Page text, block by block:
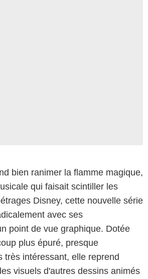
bien ranimer la flamme magique,
qui faisait scintiller les
Disney, cette nouvelle série
avec ses
point de vue graphique. Dotée
plus épuré, presque
très intéressant, elle reprend
visuels d'autres dessins animés